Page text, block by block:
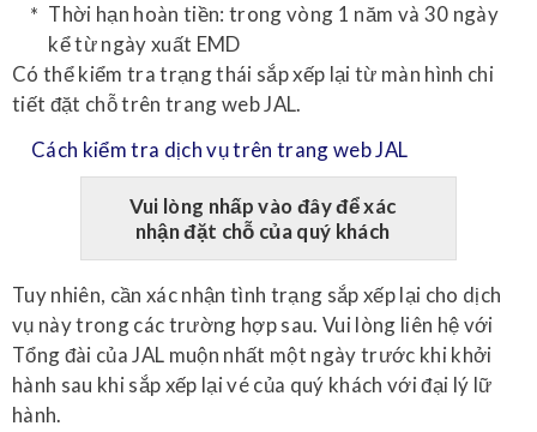
Thời hạn hoàn tiền: trong vòng 1 năm và 30 ngày
kể từ ngày xuất EMD
Có thể kiểm tra trạng thái sắp xếp lại từ màn hình chi
tiết đặt chỗ trên trang web JAL.
Cách kiểm tra dịch vụ trên trang web JAL
Vui lòng nhấp vào đây để xác
nhận đặt chỗ của quý khách
Tuy nhiên, cần xác nhận tình trạng sắp xếp lại cho dịch
vụ này trong các trường hợp sau. Vui lòng liên hệ với
Tổng đài của JAL muộn nhất một ngày trước khi khởi
hành sau khi sắp xếp lại vé của quý khách với đại lý lữ
hành.